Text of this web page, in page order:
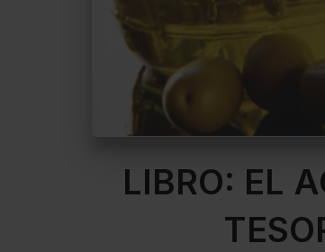
LIBRO: EL